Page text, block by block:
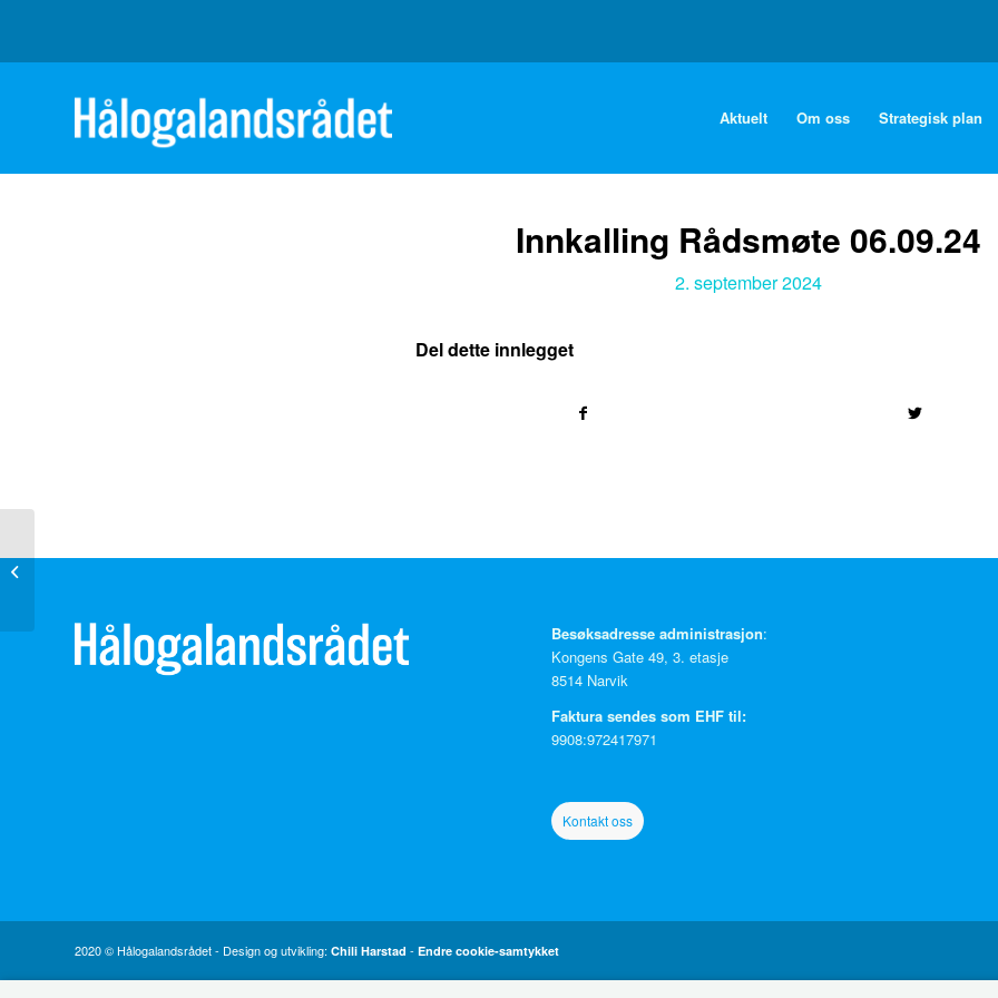
Aktuelt Om oss Strategisk plan
Innkalling Rådsmøte 06.09.24
2. september 2024
Del dette innlegget
Besøksadresse administrasjon:
Kongens Gate 49, 3. etasje
8514 Narvik
Faktura sendes som EHF til:
9908:972417971
Kontakt oss
2020 © Hålogalandsrådet - Design og utvikling: Chili Harstad - Endre cookie-samtykket